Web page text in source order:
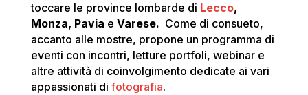
toccare le province lombarde di Lecco,
Monza, Pavia e Varese. Come di consueto,
accanto alle mostre, propone un programma di
eventi con incontri, letture portfoli, webinar e
altre attività di coinvolgimento dedicate ai vari
appassionati di fotografia.